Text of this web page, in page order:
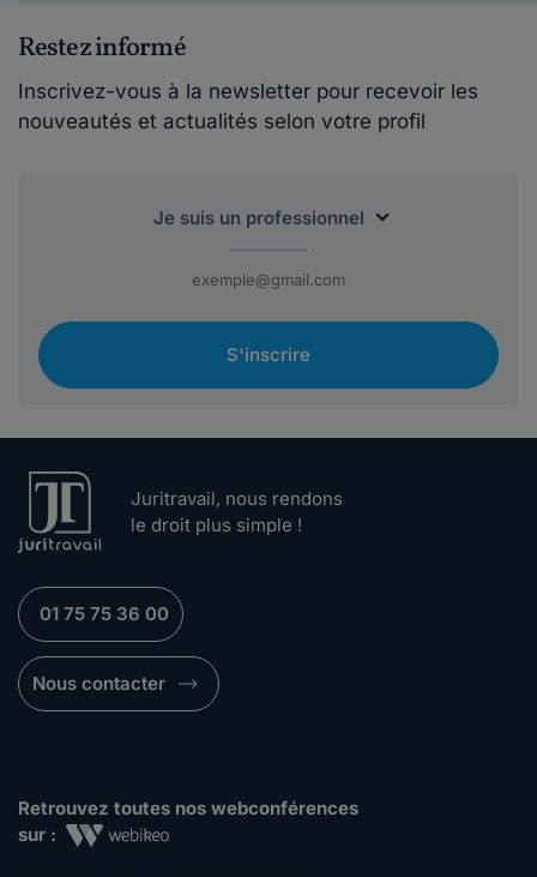
Restez informé
Inscrivez-vous à la newsletter pour recevoir les
nouveautés et actualités selon votre profil
S'inscrire
Juritravail, nous rendons
le droit plus simple !
01 75 75 36 00
Nous contacter
Retrouvez toutes nos webconférences
sur :